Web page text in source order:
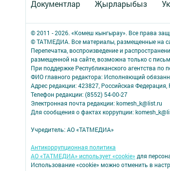
Документлар Җырларыбыз
© 2011 - 2026. «Комеш кынгырау». Все права
© ТАТМЕДИА. Все материалы, размещенные на
Перепечатка, воспроизведение и
размещенной на сайте, возможна только с
При поддержке Республиканского агентства
ФИО главного редактора: Исполняющий
Адрес редакции: 423827, Российская
Телефон редакции: (8552) 54-00-27
Электронная почта редакции: komesh_k@list.ru
Для сообщения о фактах коррупции:
Учредитель: АО «ТАТМЕДИА»
Антикоррупционная политика
АО «ТАТМЕДИА» использует «cookie» для
Использование «cookie» можно отменить в